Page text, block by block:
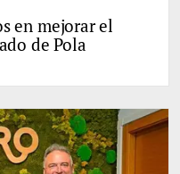
en mejorar el
de Pola